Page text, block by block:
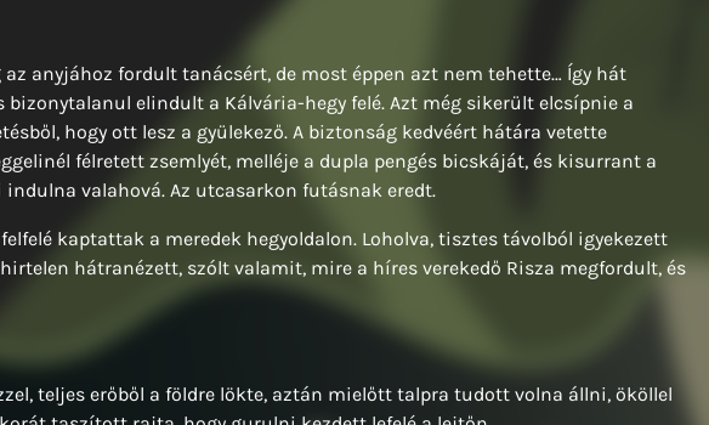
anyjához fordult tanácsért, de most éppen azt nem tehette… Így hát
bizonytalanul elindult a Kálvária-hegy felé. Azt még sikerült elcsípnie a
hogy ott lesz a gyülekező. A biztonság kedvéért hátára vetette
félretett zsemlyét, melléje a dupla pengés bicskáját, és kisurrant a
valahová. Az utcasarkon futásnak eredt.
kaptattak a meredek hegyoldalon. Loholva, tisztes távolból igyekezett
hátranézett, szólt valamit, mire a híres verekedő Risza megfordult, és
teljes erőből a földre lökte, aztán mielőtt talpra tudott volna állni, ököllel